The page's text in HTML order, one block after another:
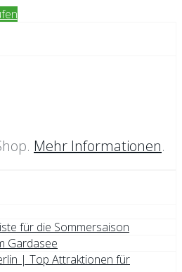
Mehr Informationen.
für die Sommersaison
Gardasee
| Top Attraktionen für